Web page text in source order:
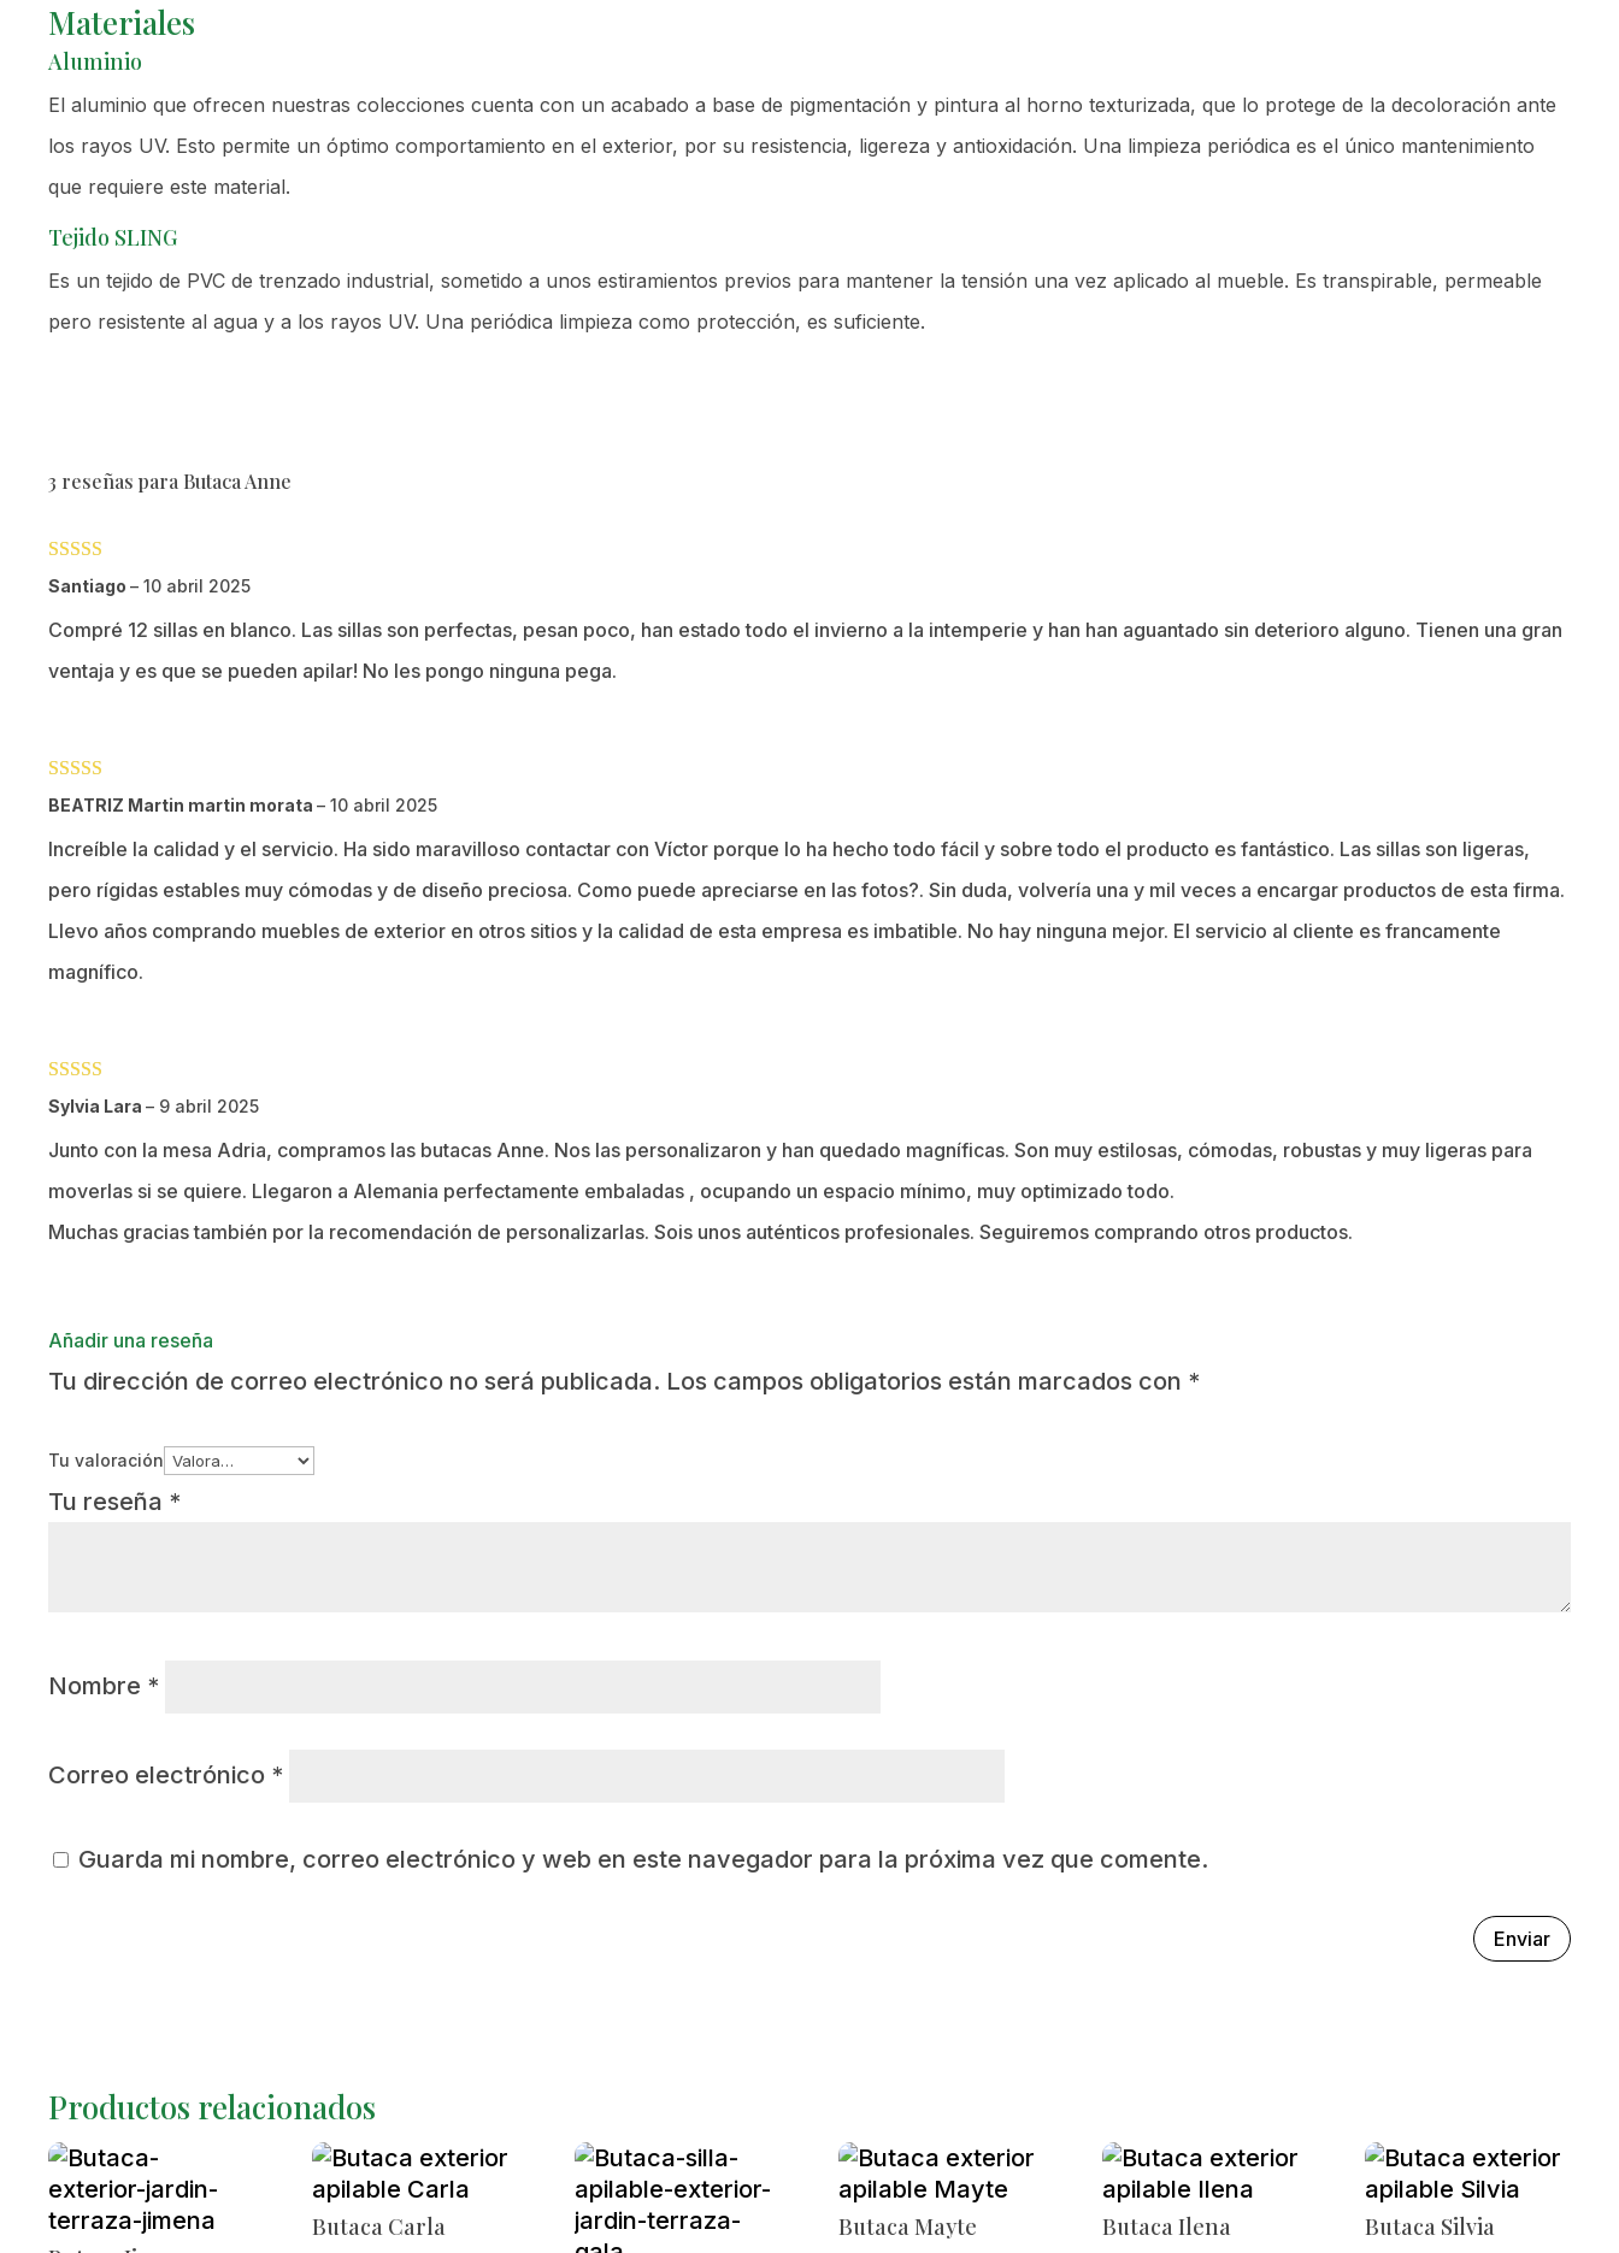
Materiales
Aluminio
El aluminio que ofrecen nuestras colecciones cuenta con un acabado a base de pigmentación y pintura al horno texturizada, que lo protege de la decoloración ante
los rayos UV. Esto permite un óptimo comportamiento en el exterior, por su resistencia, ligereza y antioxidación. Una limpieza periódica es el único mantenimiento
que requiere este material.
Tejido SLING
Es un tejido de PVC de trenzado industrial, sometido a unos estiramientos previos para mantener la tensión una vez aplicado al mueble. Es transpirable, permeable
pero resistente al agua y a los rayos UV. Una periódica limpieza como protección, es suficiente.
3 reseñas para Butaca Anne
Valorado con
5de 5
Santiago– 10 abril 2025
Compré 12 sillas en blanco. Las sillas son perfectas, pesan poco, han estado todo el invierno a la intemperie y han han aguantado sin deterioro alguno. Tienen una gran
ventaja y es que se pueden apilar! No les pongo ninguna pega.
Valorado con
5de 5
BEATRIZ Martin martin morata– 10 abril 2025
Increíble la calidad y el servicio. Ha sido maravilloso contactar con Víctor porque lo ha hecho todo fácil y sobre todo el producto es fantástico. Las sillas son ligeras,
pero rígidas estables muy cómodas y de diseño preciosa. Como puede apreciarse en las fotos?. Sin duda, volvería una y mil veces a encargar productos de esta firma.
Llevo años comprando muebles de exterior en otros sitios y la calidad de esta empresa es imbatible. No hay ninguna mejor. El servicio al cliente es francamente
magnífico.
Valorado con
5de 5
Sylvia Lara– 9 abril 2025
Junto con la mesa Adria, compramos las butacas Anne. Nos las personalizaron y han quedado magníficas. Son muy estilosas, cómodas, robustas y muy ligeras para
moverlas si se quiere. Llegaron a Alemania perfectamente embaladas , ocupando un espacio mínimo, muy optimizado todo.
Muchas gracias también por la recomendación de personalizarlas. Sois unos auténticos profesionales. Seguiremos comprando otros productos.
Añadir una reseña
Tu dirección de correo electrónico no será publicada. Los campos obligatorios están marcados con *
Tu valoración
Tu reseña *
Nombre *
Correo electrónico *
Guarda mi nombre, correo electrónico y web en este navegador para la próxima vez que comente.
Enviar
Productos relacionados
Butaca Carla Butaca Mayte Butaca Ilena Butaca Silvia